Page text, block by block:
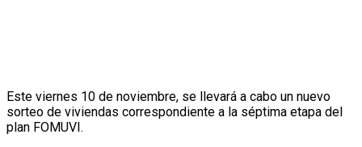
Este viernes 10 de noviembre, se llevará a cabo un nuevo
sorteo de viviendas correspondiente a la séptima etapa del
plan FOMUVI.